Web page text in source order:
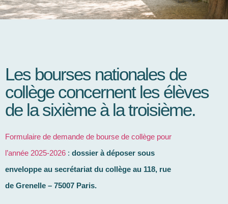
Les bourses nationales de
collège concernent les élèves
de la sixième à la troisième.
Formulaire de demande de bourse de collège pour
l’année 2025-2026 : dossier à déposer sous
enveloppe au secrétariat du collège au 118, rue
de Grenelle – 75007 Paris.